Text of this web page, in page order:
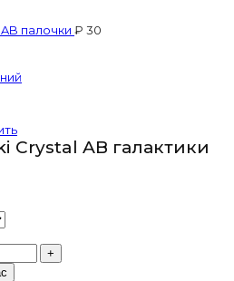
палочки ₽ 30
Crystal AB галактики